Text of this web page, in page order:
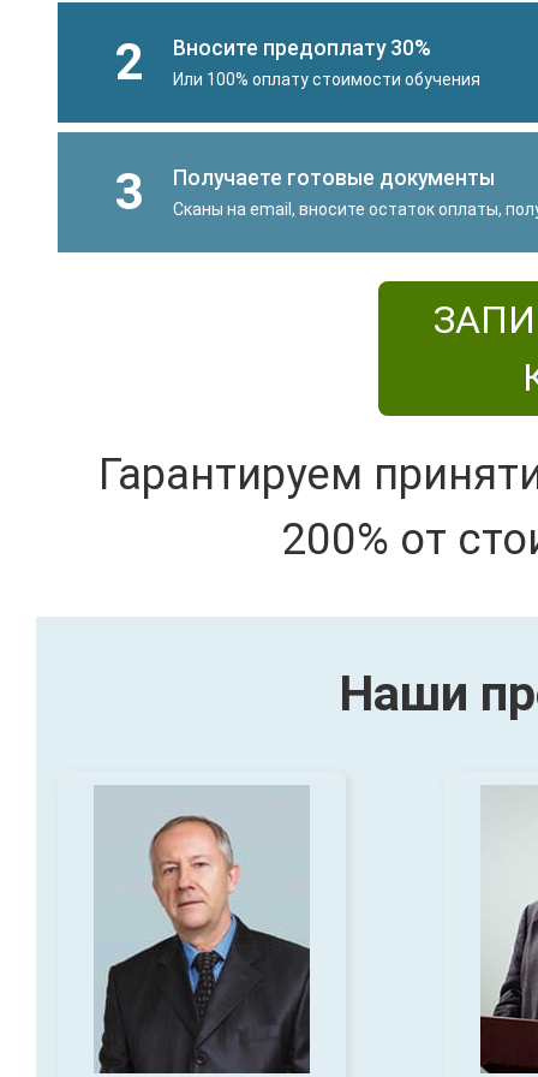
2 Вносите предоплату 30%
Или 100% оплату стоимости обучения
3 Получаете готовые документы
Сканы на email, вносите остаток оплаты,
Гарантируем
200% от
Наши